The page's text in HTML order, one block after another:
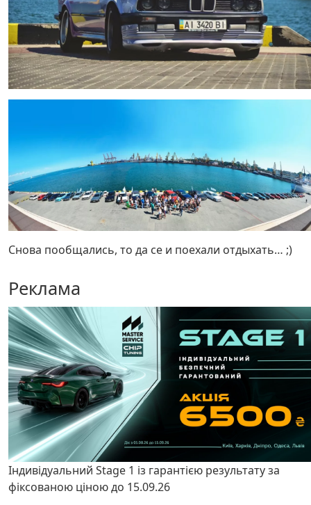
Снова пообщались, то да се и поехали отдыхать… ;)
Реклама
Індивідуальний Stage 1 із гарантією результату за
фіксованою ціною до 15.09.26